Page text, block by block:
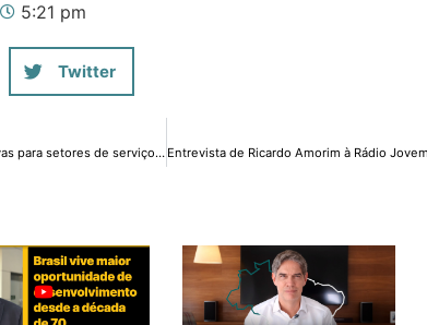
5:21 pm
Twitter
Entrevista de Ricardo Amorim sobre perspectivas para setores de serviços em 2015